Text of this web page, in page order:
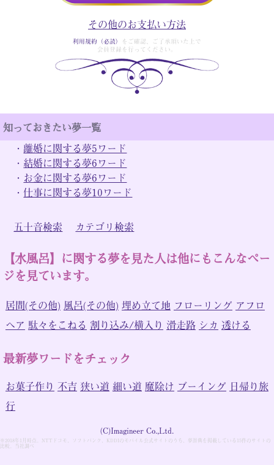
その他のお支払い方法
利用規約（必読）
をご確認、ご了承頂いた上で
会員登録を行ってください。
知っておきたい夢一覧
・ 離婚に関する夢5ワード
・ 結婚に関する夢6ワード
・ お金に関する夢6ワード
・仕事に関する夢10ワード
五十音検索 カテゴリ検索
【水風呂】に関する夢を見た人は他にもこんなペー
ジを見ています。
居間(その他) 風呂(その他) 埋め立て地 フローリング アフロ
ヘア 駄々をこねる 割り込み/横入り 滑走路 シカ 透ける
最新夢ワードをチェック
お菓子作り 不吉 狭い道 細い道 魔除け ブーイング 日帰り旅
行
(C)Imagineer Co.,Ltd.
※2018年1月時点。NTTドコモ、ソフトバンク、KDDIのモバイル公式サイトのうち、夢辞典を掲載している15件のサイトの
比較。当社調べ